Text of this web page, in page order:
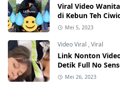
Viral Video
di Kebun Teh
Mei 5, 2023
Video Viral ,Viral
Link Nonton
Detik Full No
Hati-Hati Phising!
Mei 26, 2023